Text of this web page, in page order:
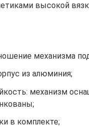
высокой
механизма
из алюминия;
механизм
в комплекте;